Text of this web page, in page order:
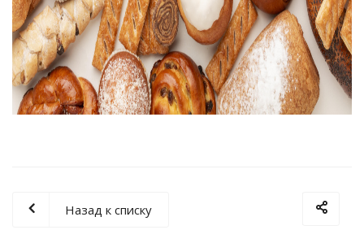
Назад к списку